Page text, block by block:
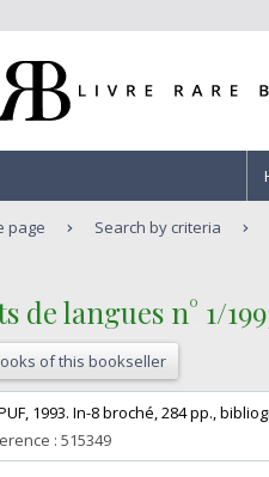
page Search by criteria
de langues n° 1/
of this bookseller
1993. In-8 broché, 284 pp.,
: 515349